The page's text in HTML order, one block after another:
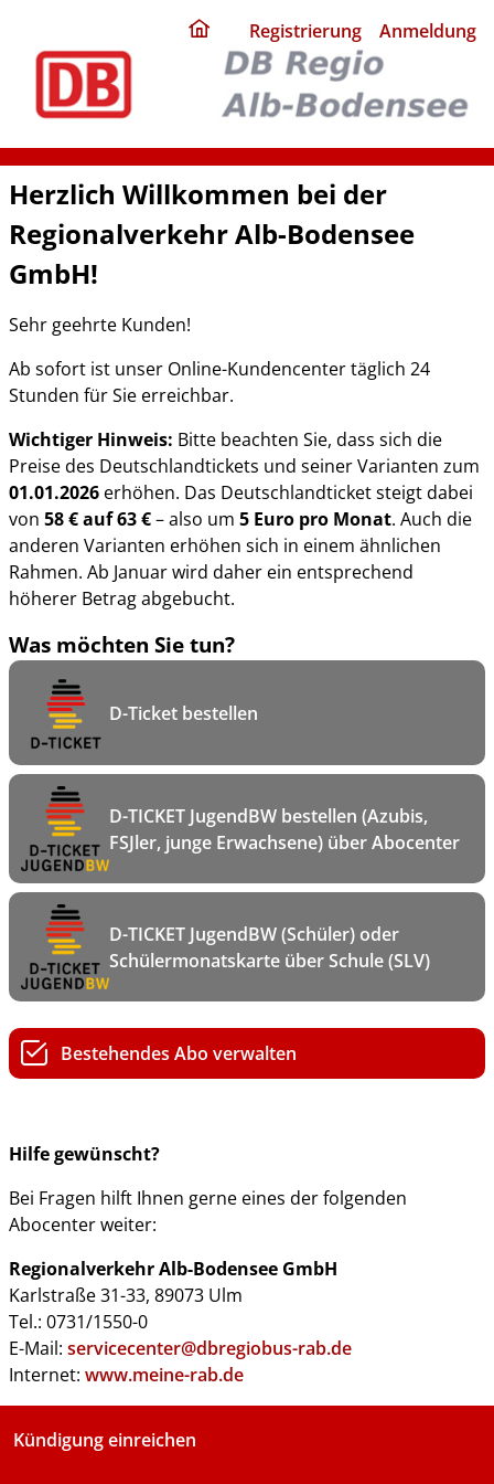
home
page
Registrierung Anmeldung
Herzlich Willkommen bei der
Regionalverkehr Alb-Bodensee
GmbH!
Sehr geehrte Kunden!
Ab sofort ist unser Online-Kundencenter täglich 24
Stunden für Sie erreichbar.
Wichtiger Hinweis: Bitte beachten Sie, dass sich die
Preise des Deutschlandtickets und seiner Varianten zum
01.01.2026 erhöhen. Das Deutschlandticket steigt dabei
von 58 € auf 63 €– also um 5 Euro pro Monat. Auch die
anderen Varianten erhöhen sich in einem ähnlichen
Rahmen. Ab Januar wird daher ein entsprechend
höherer Betrag abgebucht.
Was möchten Sie tun?
D-Ticket bestellen
D-TICKET JugendBW bestellen (Azubis,
FSJler, junge Erwachsene) über Abocenter
D-TICKET JugendBW (Schüler) oder
Schülermonatskarte über Schule (SLV)
Bestehendes Abo verwalten
Hilfe gewünscht?
Bei Fragen hilft Ihnen gerne eines der folgenden
Abocenter weiter:
Regionalverkehr Alb-Bodensee GmbH
Karlstraße 31-33, 89073 Ulm
Tel.: 0731/1550-0
E-Mail: servicecenter@dbregiobus-rab.de
Internet: www.meine-rab.de
Kündigung einreichen